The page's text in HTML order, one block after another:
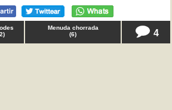
2)
Menuda chorrada
(6) 4